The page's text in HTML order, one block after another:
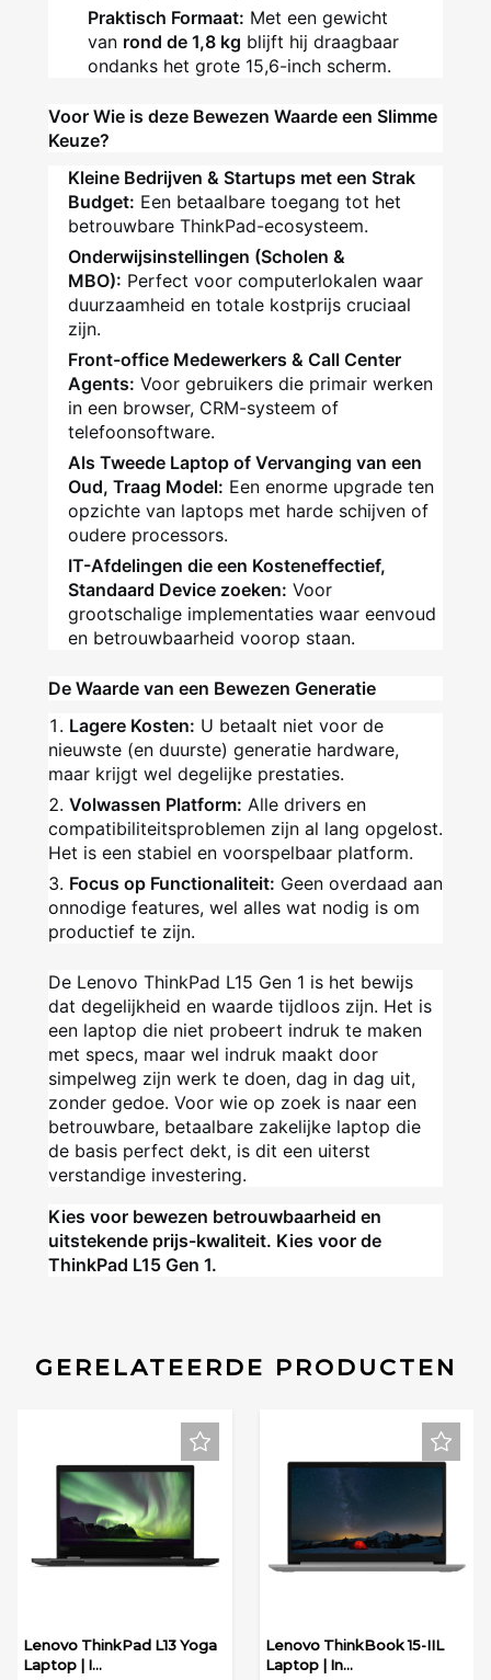
Praktisch Formaat: Met een gewicht
van rond de 1,8 kg blijft hij draagbaar
ondanks het grote 15,6-inch scherm.
Voor Wie is deze Bewezen Waarde een Slimme
Keuze?
Kleine Bedrijven & Startups met een Strak
Budget: Een betaalbare toegang tot het
betrouwbare ThinkPad-ecosysteem.
Onderwijsinstellingen (Scholen &
MBO): Perfect voor computerlokalen waar
duurzaamheid en totale kostprijs cruciaal
zijn.
Front-office Medewerkers & Call Center
Agents: Voor gebruikers die primair werken
in een browser, CRM-systeem of
telefoonsoftware.
Als Tweede Laptop of Vervanging van een
Oud, Traag Model: Een enorme upgrade ten
opzichte van laptops met harde schijven of
oudere processors.
IT-Afdelingen die een Kosteneffectief,
Standaard Device zoeken: Voor
grootschalige implementaties waar eenvoud
en betrouwbaarheid voorop staan.
De Waarde van een Bewezen Generatie
Lagere Kosten: U betaalt niet voor de
nieuwste (en duurste) generatie hardware,
maar krijgt wel degelijke prestaties.
Volwassen Platform: Alle drivers en
compatibiliteitsproblemen zijn al lang opgelost.
Het is een stabiel en voorspelbaar platform.
Focus op Functionaliteit: Geen overdaad aan
onnodige features, wel alles wat nodig is om
productief te zijn.
De Lenovo ThinkPad L15 Gen 1 is het bewijs
dat degelijkheid en waarde tijdloos zijn. Het is
een laptop die niet probeert indruk te maken
met specs, maar wel indruk maakt door
simpelweg zijn werk te doen, dag in dag uit,
zonder gedoe. Voor wie op zoek is naar een
betrouwbare, betaalbare zakelijke laptop die
de basis perfect dekt, is dit een uiterst
verstandige investering.
Kies voor bewezen betrouwbaarheid en
uitstekende prijs-kwaliteit. Kies voor de
ThinkPad L15 Gen 1.
GERELATEERDE PRODUCTEN
Lenovo ThinkPad L13 Yoga
Laptop | I...
Lenovo ThinkBook 15-IIL
Laptop | In...